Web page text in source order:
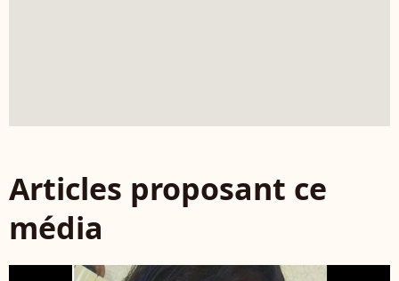
Articles proposant ce
média